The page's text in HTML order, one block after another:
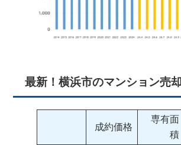
最新！横浜市のマンション売
成約価格
専有面
積